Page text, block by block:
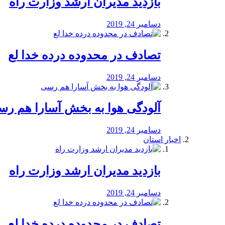
دسامبر 24, 2019
تصادف در محدوده درده خدا لع
دسامبر 24, 2019
آلودگی هوا به بخش آسارا هم
دسامبر 24, 2019
اخبار استان
بازدید مدیران ارشد وزارت راه
دسامبر 24, 2019